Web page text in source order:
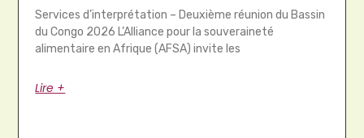
Services d’interprétation – Deuxième réunion du Bassin
du Congo 2026 L’Alliance pour la souveraineté
alimentaire en Afrique (AFSA) invite les
Lire +